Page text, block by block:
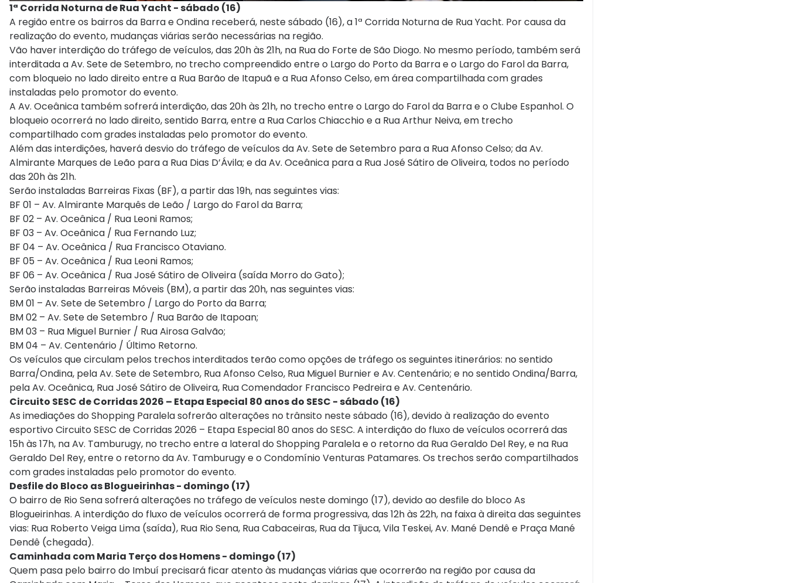
1ª Corrida Noturna de Rua Yacht - sábado (16)
A região entre os bairros da Barra e Ondina receberá, neste sábado (16), a 1ª Corrida Noturna de Rua Yacht. Por causa da
realização do evento, mudanças viárias serão necessárias na região.
Vão haver interdição do tráfego de veículos, das 20h às 21h, na Rua do Forte de São Diogo. No mesmo período, também será
interditada a Av. Sete de Setembro, no trecho compreendido entre o Largo do Porto da Barra e o Largo do Farol da Barra,
com bloqueio no lado direito entre a Rua Barão de Itapuã e a Rua Afonso Celso, em área compartilhada com grades
instaladas pelo promotor do evento.
A Av. Oceânica também sofrerá interdição, das 20h às 21h, no trecho entre o Largo do Farol da Barra e o Clube Espanhol. O
bloqueio ocorrerá no lado direito, sentido Barra, entre a Rua Carlos Chiacchio e a Rua Arthur Neiva, em trecho
compartilhado com grades instaladas pelo promotor do evento.
Além das interdições, haverá desvio do tráfego de veículos da Av. Sete de Setembro para a Rua Afonso Celso; da Av.
Almirante Marques de Leão para a Rua Dias D’Ávila; e da Av. Oceânica para a Rua José Sátiro de Oliveira, todos no período
das 20h às 21h.
Serão instaladas Barreiras Fixas (BF), a partir das 19h, nas seguintes vias:
BF 01 – Av. Almirante Marquês de Leão / Largo do Farol da Barra;
BF 02 – Av. Oceânica / Rua Leoni Ramos;
BF 03 – Av. Oceânica / Rua Fernando Luz;
BF 04 – Av. Oceânica / Rua Francisco Otaviano.
BF 05 – Av. Oceânica / Rua Leoni Ramos;
BF 06 – Av. Oceânica / Rua José Sátiro de Oliveira (saída Morro do Gato);
Serão instaladas Barreiras Móveis (BM), a partir das 20h, nas seguintes vias:
BM 01 – Av. Sete de Setembro / Largo do Porto da Barra;
BM 02 – Av. Sete de Setembro / Rua Barão de Itapoan;
BM 03 – Rua Miguel Burnier / Rua Airosa Galvão;
BM 04 – Av. Centenário / Último Retorno.
Os veículos que circulam pelos trechos interditados terão como opções de tráfego os seguintes itinerários: no sentido
Barra/Ondina, pela Av. Sete de Setembro, Rua Afonso Celso, Rua Miguel Burnier e Av. Centenário; e no sentido Ondina/Barra,
pela Av. Oceânica, Rua José Sátiro de Oliveira, Rua Comendador Francisco Pedreira e Av. Centenário.
Circuito SESC de Corridas 2026 – Etapa Especial 80 anos do SESC - sábado (16)
As imediações do Shopping Paralela sofrerão alterações no trânsito neste sábado (16), devido à realização do evento
esportivo Circuito SESC de Corridas 2026 – Etapa Especial 80 anos do SESC. A interdição do fluxo de veículos ocorrerá das
15h às 17h, na Av. Tamburugy, no trecho entre a lateral do Shopping Paralela e o retorno da Rua Geraldo Del Rey, e na Rua
Geraldo Del Rey, entre o retorno da Av. Tamburugy e o Condomínio Venturas Patamares. Os trechos serão compartilhados
com grades instaladas pelo promotor do evento.
Desfile do Bloco as Blogueirinhas - domingo (17)
O bairro de Rio Sena sofrerá alterações no tráfego de veículos neste domingo (17), devido ao desfile do bloco As
Blogueirinhas. A interdição do fluxo de veículos ocorrerá de forma progressiva, das 12h às 22h, na faixa à direita das seguintes
vias: Rua Roberto Veiga Lima (saída), Rua Rio Sena, Rua Cabaceiras, Rua da Tijuca, Vila Teskei, Av. Mané Dendê e Praça Mané
Dendê (chegada).
Caminhada com Maria Terço dos Homens - domingo (17)
Quem pasa pelo bairro do Imbuí precisará ficar atento às mudanças viárias que ocorrerão na região por causa da